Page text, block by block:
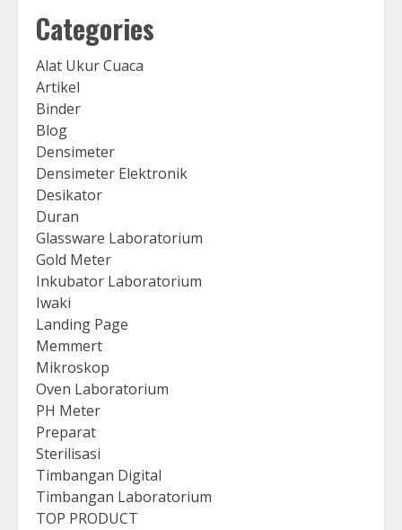
Categories
Alat Ukur Cuaca
Artikel
Binder
Blog
Densimeter
Densimeter Elektronik
Desikator
Duran
Glassware Laboratorium
Gold Meter
Inkubator Laboratorium
Iwaki
Landing Page
Memmert
Mikroskop
Oven Laboratorium
PH Meter
Preparat
Sterilisasi
Timbangan Digital
Timbangan Laboratorium
TOP PRODUCT